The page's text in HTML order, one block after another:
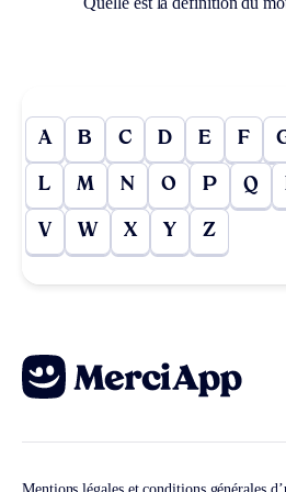
A B C D E F
L M N O P Q
V W X Y Z